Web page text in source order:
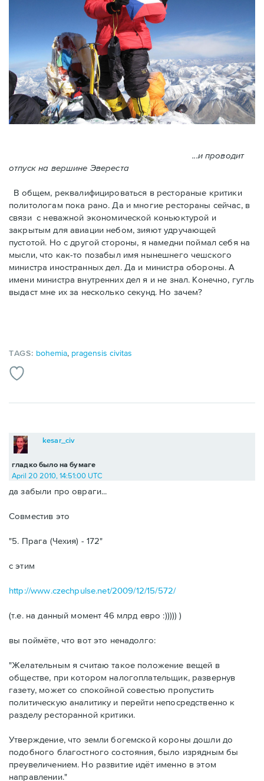
...и проводит
отпуск на вершине Эвереста
В общем, реквалифицироваться в рестораные критики
политологам пока рано. Да и многие рестораны сейчас, в
связи с неважной экономической коньюктурой и
закрытым для авиации небом, зияют удручающей
пустотой. Но с другой стороны, я намедни поймал себя на
мысли, что как-то позабыл имя нынешнего чешского
министра иностранных дел. Да и министра обороны. А
имени министра внутренних дел я и не знал. Конечно, гугль
выдаст мне их за несколько секунд. Но зачем?
TAGS: bohemia, pragensis civitas
гладко было на бумаге
kesar_civ
April 20 2010, 14:51:00 UTC
да забыли про овраги...
Совместив это
"5. Прага (Чехия) - 172"
с этим
http://www.czechpulse.net/2009/12/15/572/
(т.е. на данный момент 46 млрд евро :))))) )
вы поймёте, что вот это ненадолго:
"Желательным я считаю такое положение вещей в
обществе, при котором налогоплательщик, развернув
газету, может со спокойной совестью пропустить
политическую аналитику и перейти непосредственно к
разделу ресторанной критики.
Утверждение, что земли богемской короны дошли до
подобного благостного состояния, былo изрядным бы
преувеличением. Но развитие идёт именно в этом
направлении."